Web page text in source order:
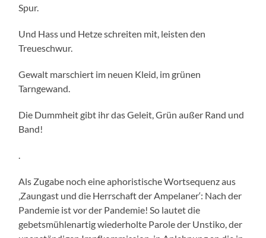
Spur.
Und Hass und Hetze schreiten mit, leisten den
Treueschwur.
Gewalt marschiert im neuen Kleid, im grünen
Tarngewand.
Die Dummheit gibt ihr das Geleit, Grün außer Rand und
Band!
.
Als Zugabe noch eine aphoristische Wortsequenz aus
‚Zaungast und die Herrschaft der Ampelaner‘: Nach der
Pandemie ist vor der Pandemie! So lautet die
gebetsmühlenartig wiederholte Parole der Unstiko, der